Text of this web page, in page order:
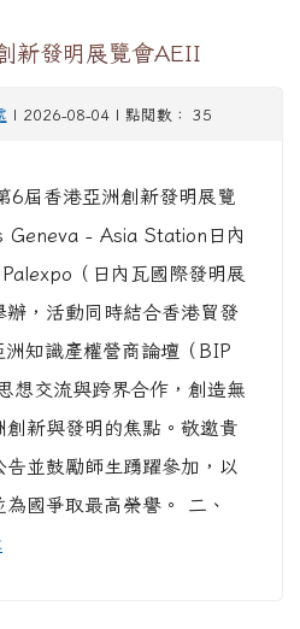
新發明展覽會AEII
| 2026-08-04 | 點閱數： 35
屆香港亞洲創新發明展覽
Geneva - Asia Station日內
（日內瓦國際發明展
辦，活動同時結合香港貿發
知識產權營商論壇（BIP
想交流與跨界合作，創造無
創新與發明的焦點。敬邀貴
並鼓勵師生踴躍參加，以
國爭取最高榮譽。 二、